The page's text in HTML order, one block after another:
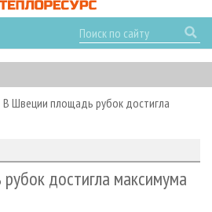
В Швеции площадь рубок достигла
достигла максимума